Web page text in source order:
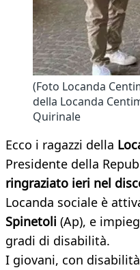
(Foto Locanda
della Locanda
Quirinale
Ecco i ragazzi della
Presidente della
ringraziato ieri nel
Locanda sociale è
Spinetoli (Ap), e
gradi di disabilità.
I giovani, con